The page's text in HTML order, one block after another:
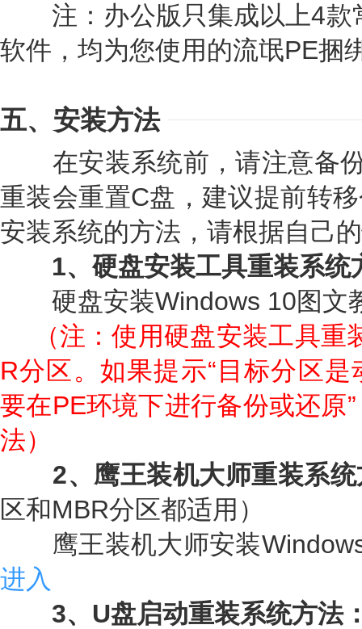
注：办公版只集成以上4款
软件，均为您使用的流氓PE捆
五、安装方法
在安装系统前，请注意备份
重装会重置C盘，建议提前转
安装系统的方法，请根据自己
1、硬盘安装工具重装系统
硬盘安装Windows 10图文
（注：使用硬盘安装工具
R分区。如果提示“目标分区
要在PE环境下进行备份或还原
法）
2、鹰王装机大师重装系
区和MBR分区都适用）
鹰王装机大师安装
进入
3、U盘启动重装系统方法